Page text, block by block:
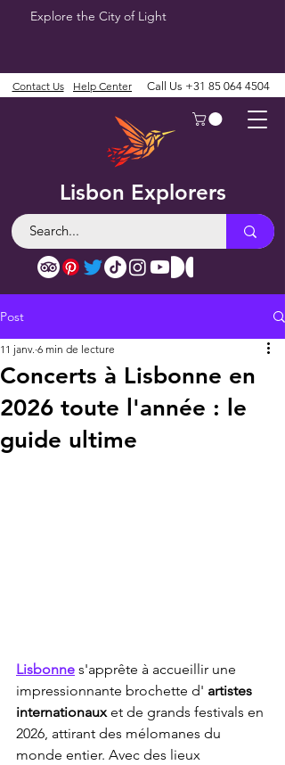
Explore the City of Light
Lisbon Explorers
Contact Us Help Center Call Us +31 85 064 4504
Post
Concerts à Lisbonne en
2026 toute l'année : le
guide ultime
11 janv. 6 min de lecture
Lisbonne s'apprête à accueillir une
impressionnante brochette d' artistes
internationaux et de grands festivals en
2026, attirant des mélomanes du
monde entier. Avec des lieux